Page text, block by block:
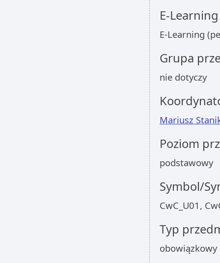
E-Learning
E-Learning
Grupa
nie dotyczy
Mariusz
Poziom
podstawowy
Symbol/
CwC_U01,
Typ
obowiązkowy